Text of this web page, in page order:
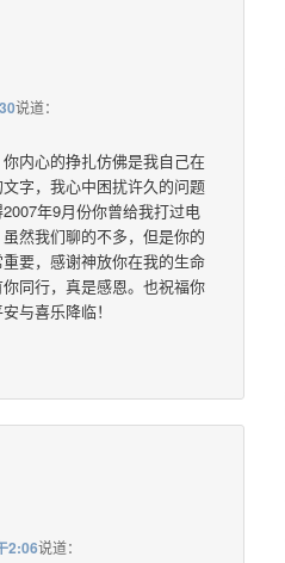
说道：
内心的挣扎仿佛是我自己在
字，我心中困扰许久的问题
年9月份你曾给我打过电
然我们聊的不多，但是你的
要，感谢神放你在我的生命
同行，真是感恩。也祝福你
与喜乐降临！
2:06说道：